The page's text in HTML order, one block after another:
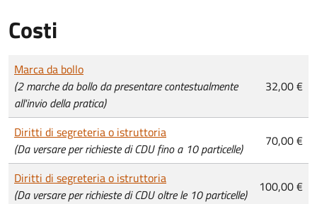
Costi
Tipo di pagamento
Importo
Marca da bollo
(2 marche da bollo da presentare contestualmente
all'invio della pratica)
32,00 €
Diritti di segreteria o istruttoria
(Da versare per richieste di CDU fino a 10 particelle)
70,00 €
Diritti di segreteria o istruttoria
(Da versare per richieste di CDU oltre le 10 particelle)
100,00 €